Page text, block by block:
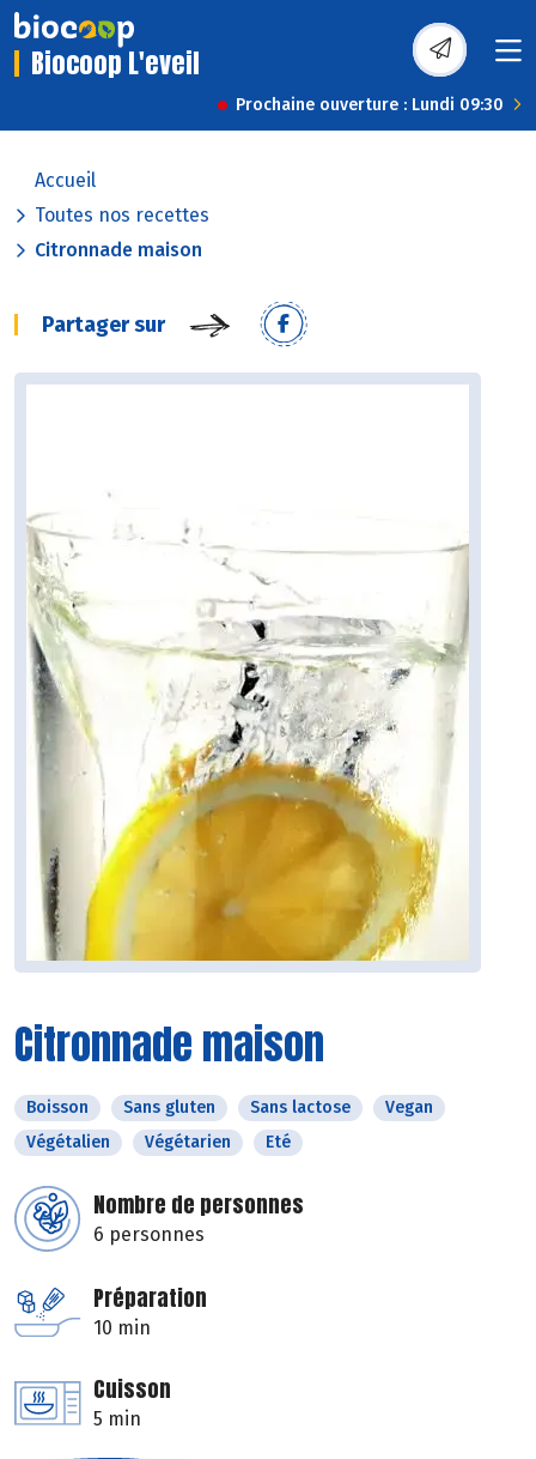
Biocoop L'eveil
Prochaine ouverture : Lundi 09:30
Accueil
Toutes nos recettes
Citronnade maison
Partager sur
Citronnade maison
Boisson Sans gluten Sans lactose
Vegan
Végétalien
Végétarien Eté
Nombre de personnes
6 personnes
Préparation
10 min
Cuisson
5 min